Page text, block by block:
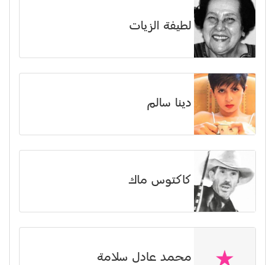
لطيفة الزيات
دينا سالم
كاكتوس ماك
محمد عادل سلامة